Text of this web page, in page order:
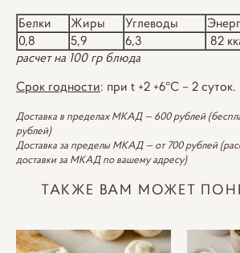
Белки Жиры Углеводы
0,8
5,9 6,3
82
расчет на 100 гр блюда
Срок годности: при t +2 +6°С – 2 суток.
Доставка в пределах МКАД — 600 рублей
рублей)
Доставка за пределы МКАД — от 700 рублей
доставки за МКАД по вашему адресу)
ТАКЖЕ ВАМ МОЖЕТ